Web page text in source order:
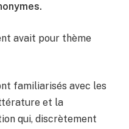
avait pour thème
familiarisés avec les
et la
qui, discrètement